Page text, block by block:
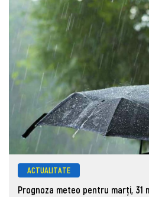
ACTUALITATE
Prognoza meteo pentru marţi, 31